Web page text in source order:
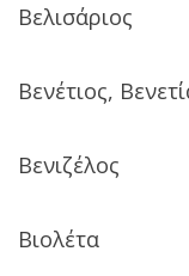
Βελισάριος
Βενέτιος,
Βενιζέλος
Βιολέτα